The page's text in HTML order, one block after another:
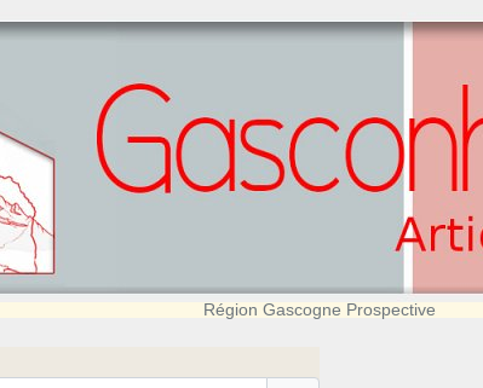
Région Gascogne Prospective